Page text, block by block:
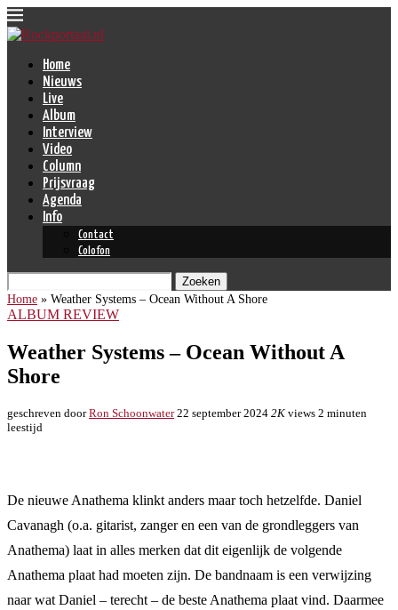
Home
Nieuws
Live
Album
Interview
Video
Column
Prijsvraag
Agenda
Info
Contact
Colofon
Zoeken
Home » Weather Systems – Ocean Without A Shore
ALBUM REVIEW
Weather Systems – Ocean Without A
Shore
geschreven doorRon Schoonwater 22 september 2024 2K views 2 minuten
leestijd
De nieuwe Anathema klinkt anders maar toch hetzelfde. Daniel
Cavanagh (o.a. gitarist, zanger en een van de grondleggers van
Anathema) laat in alles merken dat dit eigenlijk de volgende
Anathema plaat had moeten zijn. De bandnaam is een verwijzing
naar wat Daniel – terecht – de beste Anathema plaat vind. Daarmee